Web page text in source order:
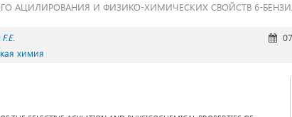
АЦИЛИРОВАНИЯ И ФИЗИКО-ХИМИЧЕСКИХ СВОЙСТВ 6-
химия